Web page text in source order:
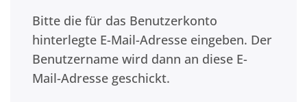
Bitte die für das Benutzerkonto
hinterlegte E-Mail-Adresse eingeben. Der
Benutzername wird dann an diese E-
Mail-Adresse geschickt.